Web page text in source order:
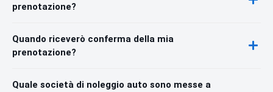
prenotazione?
Quando riceverò conferma della mia
prenotazione?
Quale società di noleggio auto sono messe a